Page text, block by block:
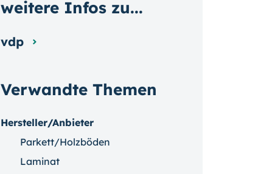
Verwandte Themen
Hersteller/Anbieter
Parkett/Holzböden
Laminat
weitere Infos zu...
vdp